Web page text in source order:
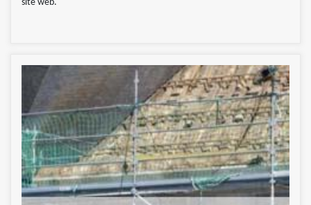
site web.